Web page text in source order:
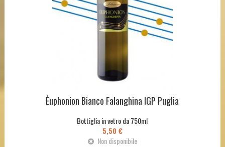
Èuphonion Bianco Falanghina IGP Puglia
Bottiglia in vetro da 750ml
5,50 €
Non disponibile